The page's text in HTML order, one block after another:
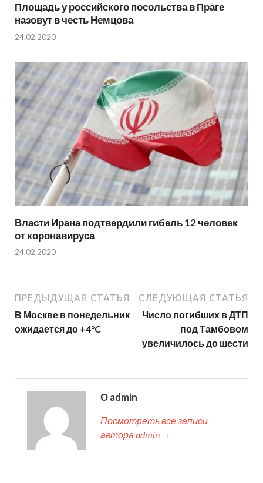
Площадь у российского посольства в Праге
назовут в честь Немцова
24.02.2020
Власти Ирана подтвердили гибель 12 человек
от коронавируса
24.02.2020
ПРЕДЫДУЩАЯ СТАТЬЯ
В Москве в понедельник
ожидается до +4°C
СЛЕДУЮЩАЯ СТАТЬЯ
Число погибших в ДТП
под Тамбовом
увеличилось до шести
О admin
Посмотреть все записи
автора admin →